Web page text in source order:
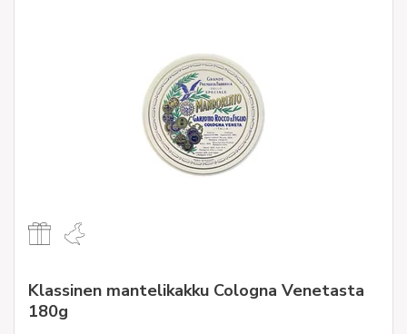
Klassinen mantelikakku Cologna Venetasta
180g